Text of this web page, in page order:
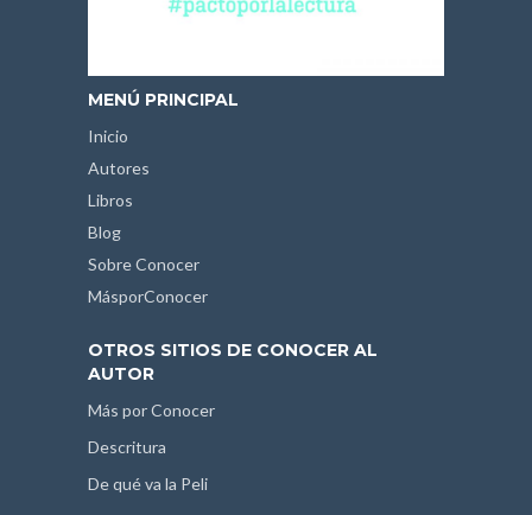
MENÚ PRINCIPAL
Inicio
Autores
Libros
Blog
Sobre Conocer
MásporConocer
OTROS SITIOS DE CONOCER AL
AUTOR
Más por Conocer
Descritura
De qué va la Peli